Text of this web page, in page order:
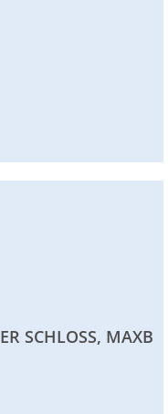
SCHLOSS,